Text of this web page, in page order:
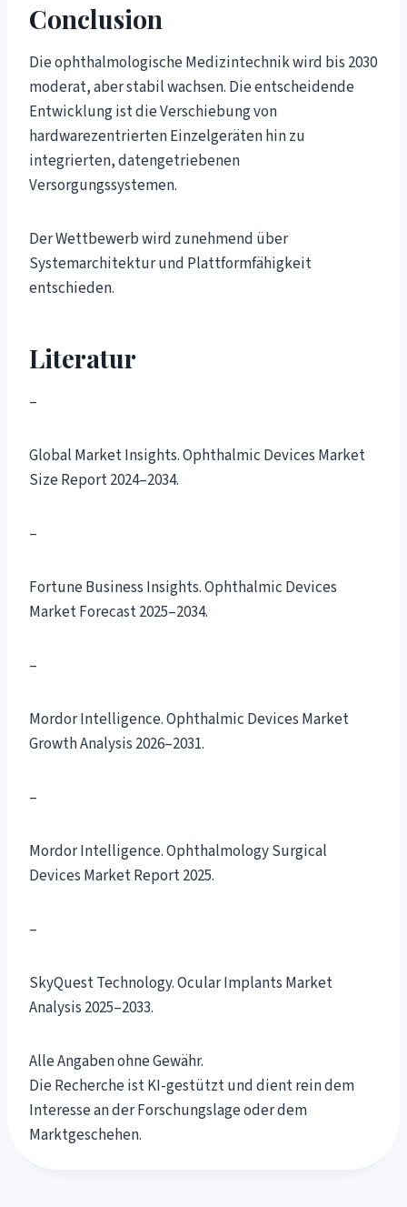
Conclusion
Die ophthalmologische Medizintechnik wird bis 2030
moderat, aber stabil wachsen. Die entscheidende
Entwicklung ist die Verschiebung von
hardwarezentrierten Einzelgeräten hin zu
integrierten, datengetriebenen
Versorgungssystemen.
Der Wettbewerb wird zunehmend über
Systemarchitektur und Plattformfähigkeit
entschieden.
Literatur
–
Global Market Insights. Ophthalmic Devices Market
Size Report 2024–2034.
–
Fortune Business Insights. Ophthalmic Devices
Market Forecast 2025–2034.
–
Mordor Intelligence. Ophthalmic Devices Market
Growth Analysis 2026–2031.
–
Mordor Intelligence. Ophthalmology Surgical
Devices Market Report 2025.
–
SkyQuest Technology. Ocular Implants Market
Analysis 2025–2033.
Alle Angaben ohne Gewähr.
Die Recherche ist KI-gestützt und dient rein dem
Interesse an der Forschungslage oder dem
Marktgeschehen.